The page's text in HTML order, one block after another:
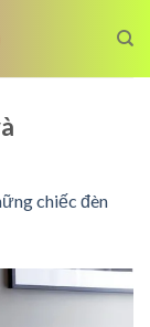
chiếc đèn